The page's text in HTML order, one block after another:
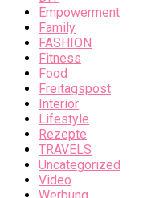
Empowerment
Family
FASHION
Fitness
Food
Freitagspost
Interior
Lifestyle
Rezepte
TRAVELS
Uncategorized
Video